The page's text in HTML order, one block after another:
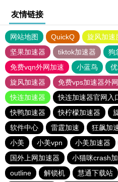
友情链接
网站地图 QuickQ 旋风加速
坚果加速器
tiktok加速器
狗
免费vqn外网加速
小蓝鸟
旋风加速器
免费vps加速器外
快连加速器
快连加速器官网入
快鸭加速器
快柠檬加速器
软件中心
雷霆加速 狂飙加
小美
小美vpn 小美加速器
国外上网加速器
小猫咪crash
outline
解锁机 慧通下载站